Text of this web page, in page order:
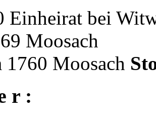
Einheirat bei
Moosach
1760 Moosach
r :